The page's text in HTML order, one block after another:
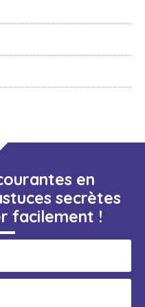
en
secrètes
facilement !